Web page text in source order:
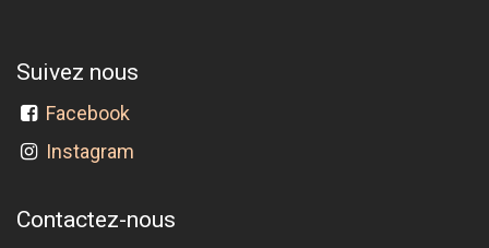
Suivez nous
Facebook
Instagram
Contactez-nous